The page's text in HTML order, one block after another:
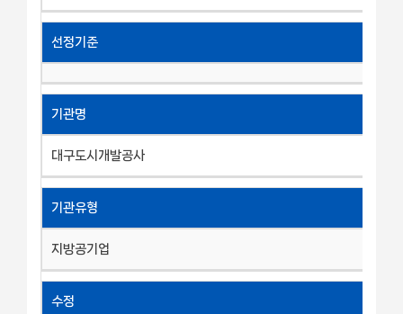
선정기준
기관명
대구도시개발공사
기관유형
지방공기업
수정